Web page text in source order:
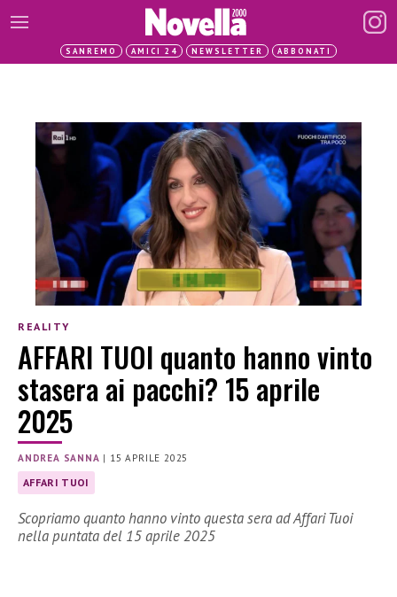
SANREMO AMICI 24 NEWSLETTER ABBONATI
REALITY
AFFARI TUOI quanto hanno vinto
stasera ai pacchi? 15 aprile
2025
ANDREA SANNA | 15 APRILE 2025
AFFARI TUOI
Scopriamo quanto hanno vinto questa sera ad Affari Tuoi
nella puntata del 15 aprile 2025